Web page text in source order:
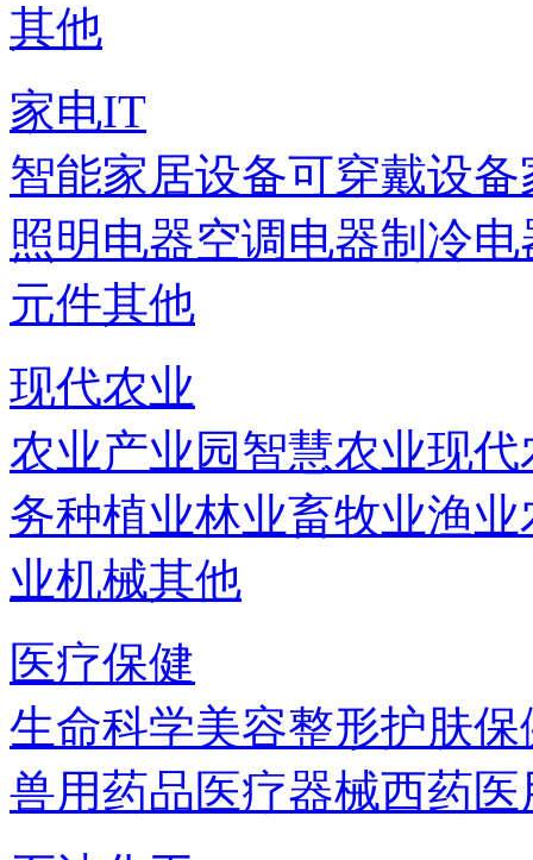
其他
家电IT
智能家居设备可穿戴设备
照明电器空调电器制冷电
元件其他
现代农业
农业产业园智慧农业现代
务种植业林业畜牧业渔业
业机械其他
医疗保健
生命科学美容整形护肤保
兽用药品医疗器械西药